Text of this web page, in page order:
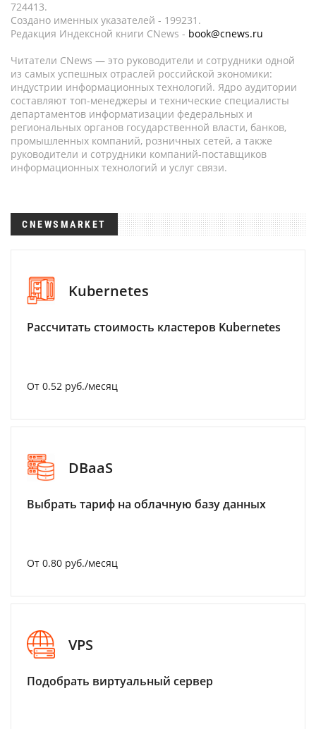
724413.
Создано именных указателей - 199231.
Редакция Индексной книги CNews - book@cnews.ru
Читатели CNews — это руководители и сотрудники одной
из самых успешных отраслей российской экономики:
индустрии информационных технологий. Ядро аудитории
составляют топ-менеджеры и технические специалисты
департаментов информатизации федеральных и
региональных органов государственной власти, банков,
промышленных компаний, розничных сетей, а также
руководители и сотрудники компаний-поставщиков
информационных технологий и услуг связи.
CNEWSMARKET
Kubernetes
Рассчитать стоимость кластеров Kubernetes
От 0.52 руб./месяц
DBaaS
Выбрать тариф на облачную базу данных
От 0.80 руб./месяц
VPS
Подобрать виртуальный сервер